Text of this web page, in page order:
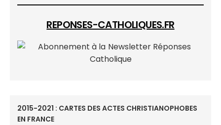
REPONSES-CATHOLIQUES.FR
2015-2021 : CARTES DES ACTES CHRISTIANOPHOBES
EN FRANCE